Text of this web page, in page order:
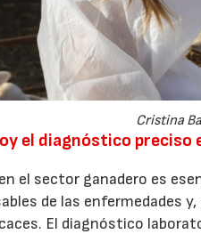
Cristina
el diagnóstico preciso
el sector ganadero es
de las enfermedades
El diagnóstico